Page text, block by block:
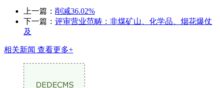
上一篇： 削减36.02%
下一篇： 评审营业范畴：非煤矿山、化学品、烟花爆仗
及
相关新闻 查看更多+